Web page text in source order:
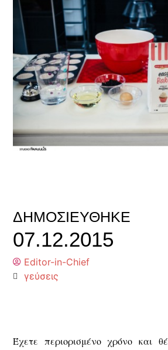
ΔΗΜΟΣΙΕΎΘΗΚΕ
07.12.2015
Editor-in-Chief
γεύσεις
Έχετε περιορισμένο χρόνο και